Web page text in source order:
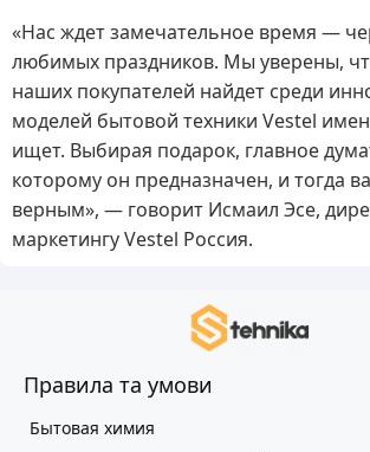
«Нас ждет замечательное время —
любимых праздников. Мы уверены,
наших покупателей найдет среди
моделей бытовой техники Vestel
ищет. Выбирая подарок, главное
которому он предназначен, и тогда
верным», — говорит Исмаил Эсе,
маркетингу Vestel Россия.
Правила та умови
Бытовая химия